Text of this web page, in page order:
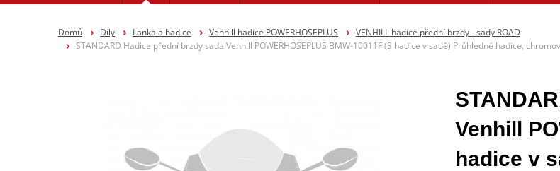
Domů Díly Lanka a hadice Venhill hadice POWERHOSEPLUS
VENHILL hadice přední brzdy - sady ROAD
STANDARD Hadice přední brzdy sada Venhill POWERHOSEPLUS BMW-10011F (3 hadice v sadě) Průhledné hadice,
Venhill
hadice v